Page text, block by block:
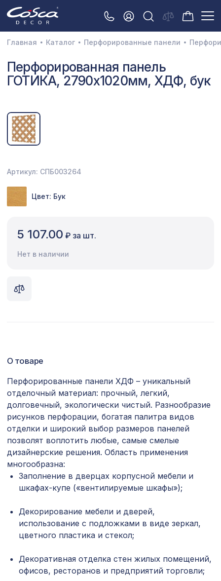
3D орнамент
Акустические панели
Интерьерный МДФ
Межкомнатные арки
Перфорированные панели
Плинтусы
Сопутствующие товары
Цветной багет
Экраны для радиаторов
Перфорированная панель КВАДРО
11-45, 2070х930мм, ХДФ, клён
1778 ₽
Перфорированная панель
КРИСТАЛЛ, 1000х680мм, ХДФ, клён
1110 ₽
Декоративная балка, 150х120мм
2,0м, дуб темный
Перфорированная потолочная плита
РОМАНИКО ФИОРОНЕ, 595х595мм,
ХДФ, белая
585 ₽
Абака, 0,91 x 5,5 м
ВЕРОНИКА, 2800х1250мм, ХДФ, без
Перфорированная панель КВАДРО
5107 ₽
Главная Каталог Перфорированные панели
Перфорированная панель
ГОТИКА, 2790х1020мм, ХДФ, бук
Артикул: СПБ003264
Цвет: Бук
5 107.00 ₽ за шт.
Нет в наличии
О товаре
Перфорированные панели ХДФ – уникальный
отделочный материал: прочный, легкий,
долговечный, экологически чистый. Разнообразие
рисунков перфорации, богатая палитра видов
отделки и широкий выбор размеров панелей
позволят воплотить любые, самые смелые
дизайнерские решения. Область применения
многообразна:
Заполнение в дверцах корпусной мебели и
шкафах-купе («вентилируемые шкафы»);
Декорирование мебели и дверей,
использование с подложками в виде зеркал,
цветного пластика и стекол;
Декоративная отделка стен жилых помещений,
офисов, ресторанов и предприятий торговли;